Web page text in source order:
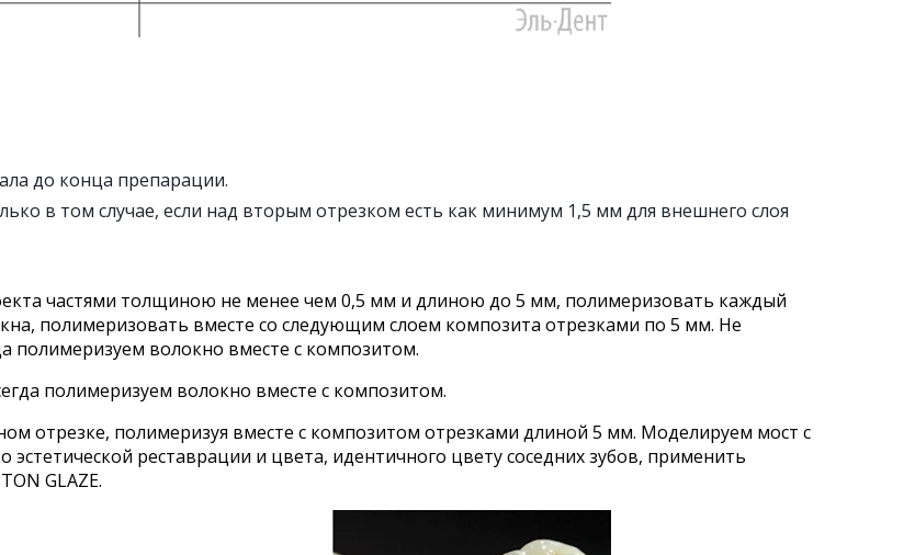
до конца препарации.
в том случае, если над вторым отрезком есть как минимум 1,5 мм для внешнего слоя
частями толщиною не менее чем 0,5 мм и длиною до 5 мм, полимеризовать каждый
полимеризовать вместе со следующим слоем композита отрезками по 5 мм. Не
полимеризуем волокно вместе с композитом.
полимеризуем волокно вместе с композитом.
отрезке, полимеризуя вместе с композитом отрезками длиной 5 мм. Моделируем мост с
реставрации и цвета, идентичного цвету соседних зубов, применить
GLAZE.